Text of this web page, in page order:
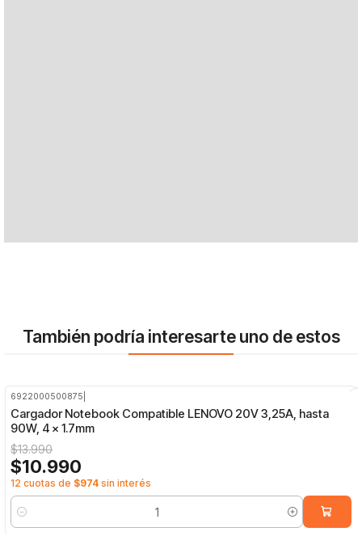
También podría interesarte uno de estos
6922000500875
Cargador Notebook Compatible LENOVO 20V 3,25A, hasta
90W, 4 x 1.7mm
$13.990
$10.990
12 cuotas de $974 sin interés
Cantidad